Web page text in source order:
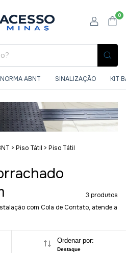
0
ABNT SINALIZAÇÃO KIT
> Piso Tátil > Piso Tátil
3 produtos
com Cola de Contato, atende a
Ordenar por:
Destaque